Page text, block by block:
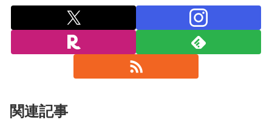
関連記事